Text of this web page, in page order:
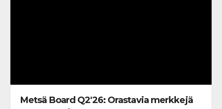
Metsä Board Q2'26: Orastavia merkkejä